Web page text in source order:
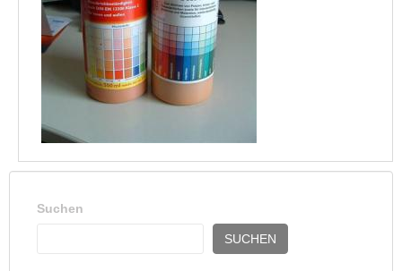
Suchen
SUCHEN